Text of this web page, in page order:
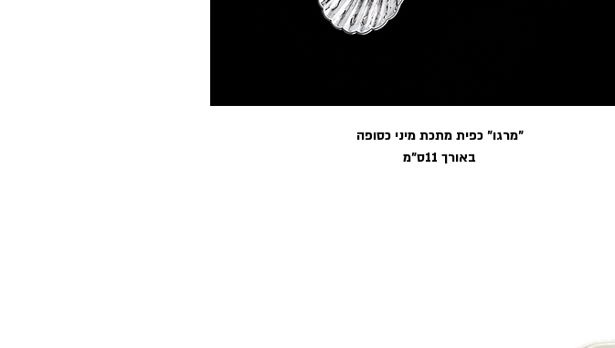
"מרגו" כפית מתכת מיני כסופה
באורך 11ס"מ